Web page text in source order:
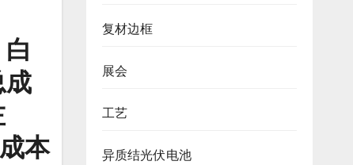
本
复材边框
展会
工艺
异质结光伏电池